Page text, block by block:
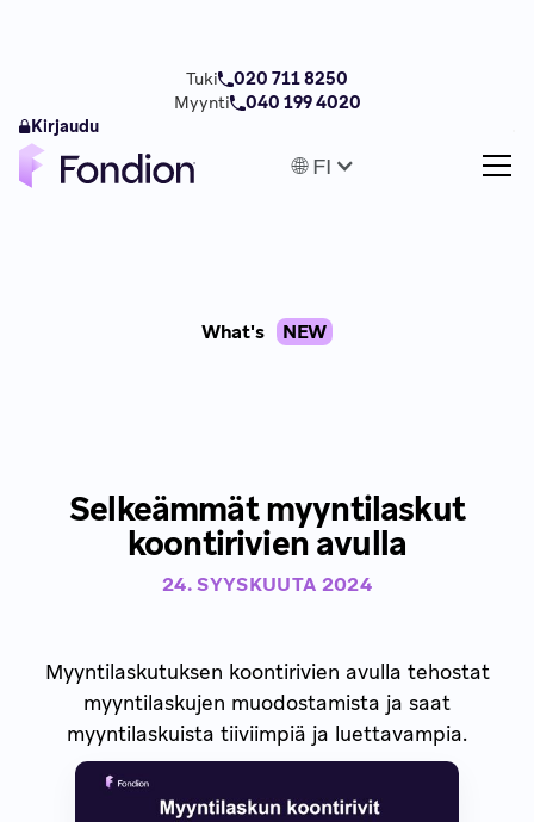
🌐 FI
Tuki
020 711 8250
Myynti
040 199 4020
Kirjaudu
What's NEW
Selkeämmät myyntilaskut
koontirivien avulla
24. SYYSKUUTA 2024
Myyntilaskutuksen koontirivien avulla tehostat
myyntilaskujen muodostamista ja saat
myyntilaskuista tiiviimpiä ja luettavampia.